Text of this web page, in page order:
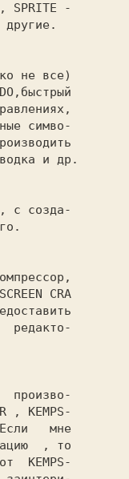
SPRITE -
другие.
симво-
и др.
CRA
редакто-
, KEMPS-
Если   мне
, то
KEMPS-